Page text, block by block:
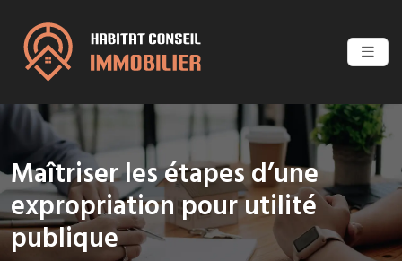
Maîtriser les étapes d’une
expropriation pour utilité
publique